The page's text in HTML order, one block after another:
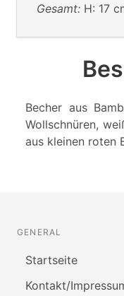
Gesamt: H: 17
Becher aus
Wollschnüren,
aus kleinen roten
GENERAL
Startseite
Kontakt/